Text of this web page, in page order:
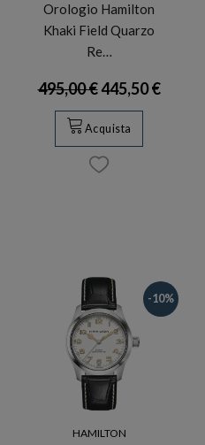
Orologio Hamilton
Khaki Field Quarzo
Re…
495,00 €445,50 €
Acquista
-10%
HAMILTON